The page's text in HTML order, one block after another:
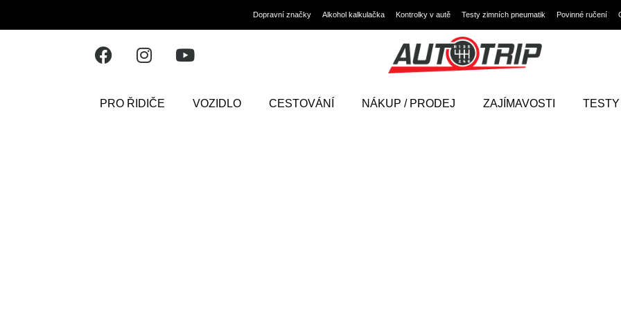
Dopravní značky Alkohol kalkulačka Kontrolky v autě Testy zimních pneumatik Povinné ručení
PRO ŘIDIČE VOZIDLO CESTOVÁNÍ NÁKUP / PRODEJ ZAJÍMAVOSTI TESTY